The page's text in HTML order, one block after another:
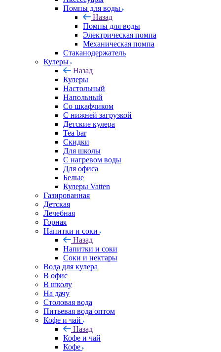
Помпы для воды
Назад
Помпы для воды
Электрическая помпа
Механическая помпа
Стаканодержатель
Кулеры
Назад
Кулеры
Настольный
Напольный
Со шкафчиком
С нижней загрузкой
Детские кулера
Tea bar
Скидки
Для школы
С нагревом воды
Для офиса
Белые
Кулеры Vatten
Газированная
Детская
Лечебная
Горная
Напитки и соки
Назад
Напитки и соки
Соки и нектары
Вода для кулера
В офис
В школу
На дачу
Столовая вода
Питьевая вода оптом
Кофе и чай
Назад
Кофе и чай
Кофе